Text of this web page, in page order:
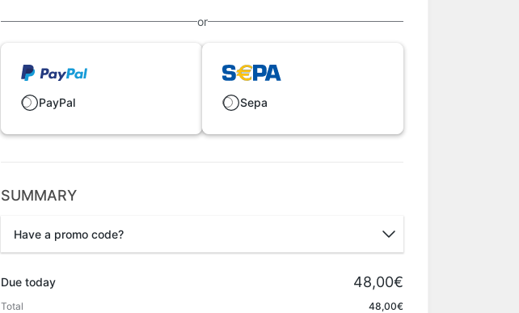
or
PayPal Sepa
SUMMARY
Have a promo code?
Due today 48,00€
Total 48,00€